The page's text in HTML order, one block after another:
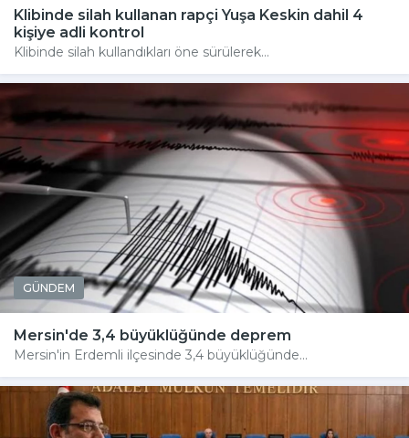
Klibinde silah kullanan rapçi Yuşa Keskin dahil 4
kişiye adli kontrol
Klibinde silah kullandıkları öne sürülerek...
GÜNDEM
Mersin'de 3,4 büyüklüğünde deprem
Mersin'in Erdemli ilçesinde 3,4 büyüklüğünde...